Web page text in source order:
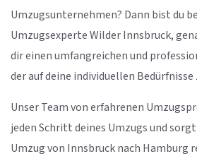
Umzugsunternehmen? Dann bist du
Umzugsexperte Wilder Innsbruck,
dir einen umfangreichen und
der auf deine individuellen
Unser Team von erfahrenen
jeden Schritt deines Umzugs und sorgt
Umzug von Innsbruck nach Hamburg